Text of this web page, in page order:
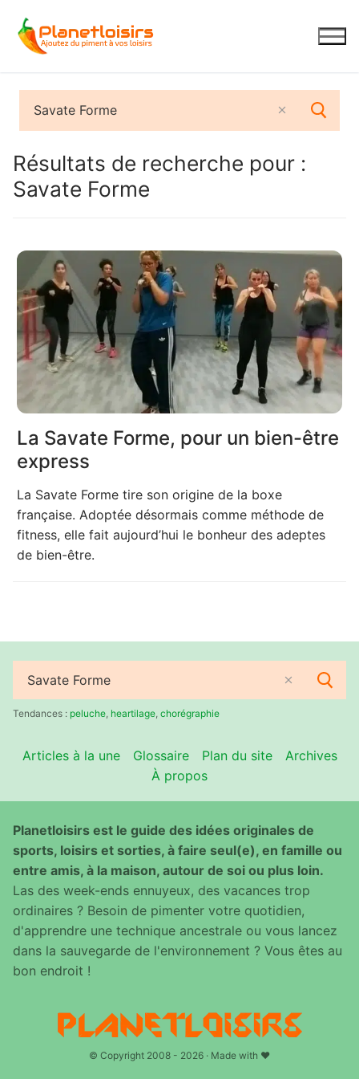
contenu
Résultats de recherche pour :
Savate Forme
La Savate Forme, pour un bien-être
express
La Savate Forme tire son origine de la boxe
française. Adoptée désormais comme méthode de
fitness, elle fait aujourd’hui le bonheur des adeptes
de bien-être.
Rechercher
:Tendances : peluche heartilage chorégraphie
Articles à la une Glossaire Plan du site
Archives
À propos
Planetloisirs est le guide des idées originales de
sports, loisirs et sorties, à faire seul(e), en famille ou
entre amis, à la maison, autour de soi ou plus loin.
Las des week-ends ennuyeux, des vacances trop
ordinaires ? Besoin de pimenter votre quotidien,
d'apprendre une technique ancestrale ou vous lancez
dans la sauvegarde de l'environnement ? Vous êtes au
bon endroit !
© Copyright 2008 - 2026 · Made with ♥